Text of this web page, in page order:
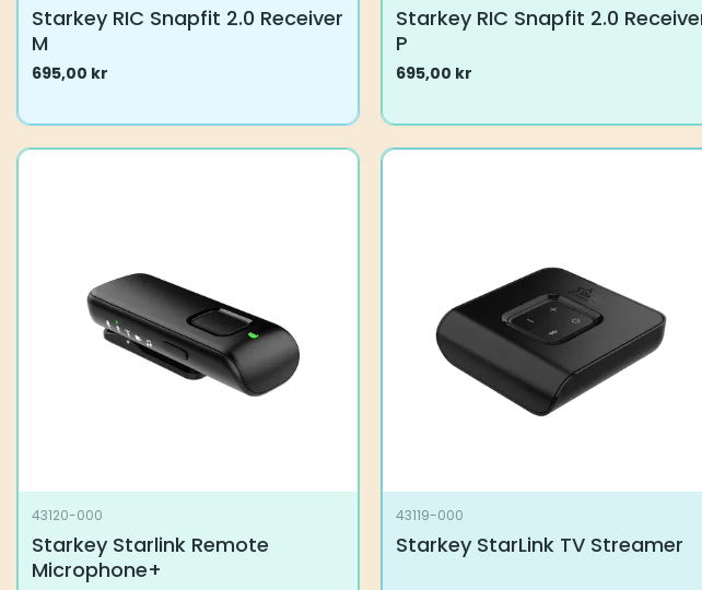
Starkey RIC Snapfit 2.0 Receiver
M
695,00 kr
produktet
har
produktsiden
Starkey RIC Snapfit 2.0
P
695,00 kr
produktet
har
produktsiden
43120-000
Starkey Starlink Remote
Microphone+
43119-000
Starkey StarLink TV Streamer